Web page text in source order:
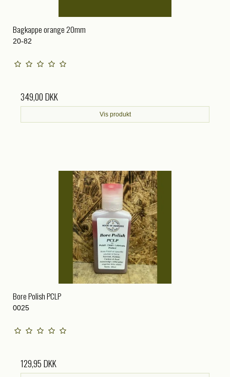
Bagkappe orange 20mm
20-82
349,00 DKK
Vis produkt
Bore Polish PCLP
0025
129,95 DKK